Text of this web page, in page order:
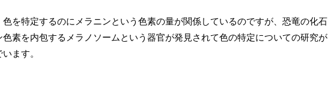
色を特定するのにメラニンという色素の量が関係しているのですが、恐竜の化石
素を内包するメラノソームという器官が発見されて色の特定についての研究が
ます。